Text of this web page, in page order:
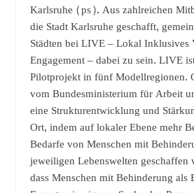
Karlsruhe (ps). Aus zahlreichen
die Stadt Karlsruhe geschafft,
Städten bei LIVE – Lokal
Engagement – dabei zu sein. LIVE
Pilotprojekt in fünf Modellregionen.
vom Bundesministerium für Arbeit
eine Strukturentwicklung und
Ort, indem auf lokaler Ebene mehr
Bedarfe von Menschen mit
jeweiligen Lebenswelten geschaffen
dass Menschen mit Behinderung als